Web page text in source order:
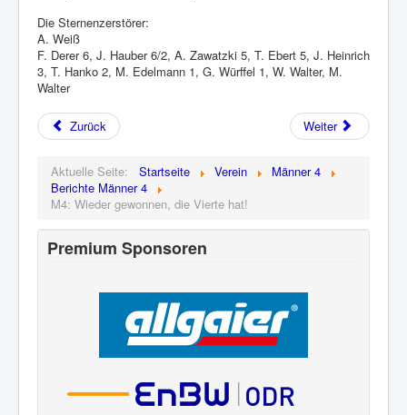
Die Sternenzerstörer:
A. Weiß
F. Derer 6, J. Hauber 6/2, A. Zawatzki 5, T. Ebert 5, J. Heinrich
3, T. Hanko 2, M. Edelmann 1, G. Würffel 1, W. Walter, M.
Walter
Zurück Weiter
Aktuelle Seite: Startseite Verein
Männer 4
Berichte Männer 4
M4: Wieder gewonnen, die Vierte hat!
Premium Sponsoren